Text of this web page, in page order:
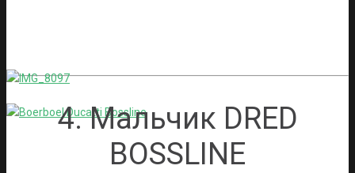
4. Мальчик DRED
BOSSLINE